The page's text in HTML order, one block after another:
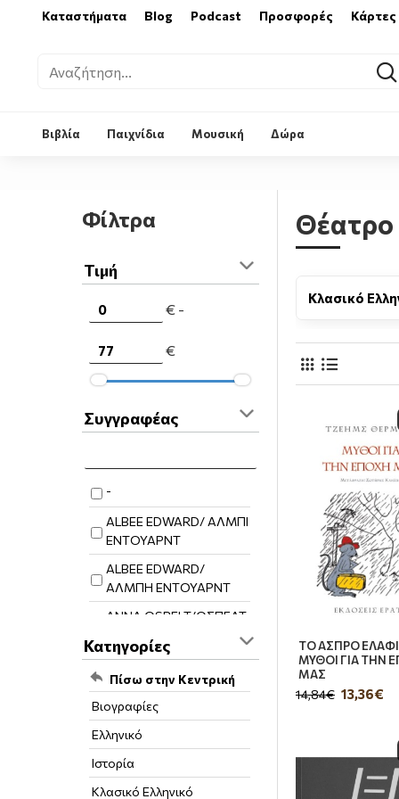
Καταστήματα Blog Podcast Προσφορές
Βιβλία Παιχνίδια Μουσική Δώρα
Φίλτρα
Τιμή
€ -
€
Συγγραφέας
-
ALBEE EDWARD/ ΑΛΜΠΙ
ΕΝΤΟΥΑΡΝΤ
ALBEE EDWARD/
ΑΛΜΠΗ ΕΝΤΟΥΑΡΝΤ
ANNA OSPELT/ΟΣΠΕΛΤ
ANNE BOGART / ΑΝ
ΜΠΟΓΚΑΡΤ
ARIANE MNOUCHKINE/
ΑΡΙΑΝ ΜΝΟΥΣΚΙΝ
BANU GEORGES/
ΜΠΑΝΙ ΖΟΡΖ
Κατηγορίες
Πίσω στην Κεντρική
Βιογραφίες
Ελληνικό
Ιστορία
Κλασικό Ελληνικό
Θέατρο
Κλασικό
ΤΟ ΑΣΠΡΟ
ΜΥΘΟΙ ΓΙΑ ΤΗΝ
ΜΑΣ
13,36€
14,84€